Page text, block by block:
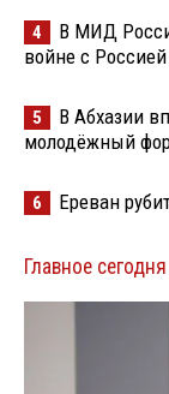
4
В МИД
войне с Россией
5
В Абхазии
молодёжный
6 Ереван
Главное сегодня